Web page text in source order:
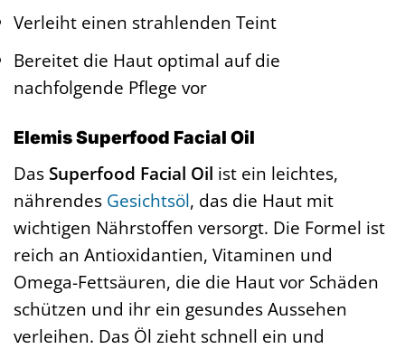
Verleiht einen strahlenden Teint
Bereitet die Haut optimal auf die
nachfolgende Pflege vor
Elemis Superfood Facial Oil
Das Superfood Facial Oil ist ein leichtes,
nährendes Gesichtsöl, das die Haut mit
wichtigen Nährstoffen versorgt. Die Formel ist
reich an Antioxidantien, Vitaminen und
Omega-Fettsäuren, die die Haut vor Schäden
schützen und ihr ein gesundes Aussehen
verleihen. Das Öl zieht schnell ein und